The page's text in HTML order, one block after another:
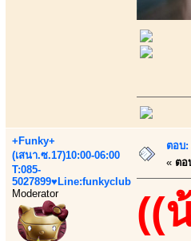
+Funky+
(เสนา.ซ.17)10:00-06:00
T:085-
5027899♥Line:funkyclub
Moderator
ตอบ
« ตอ
((